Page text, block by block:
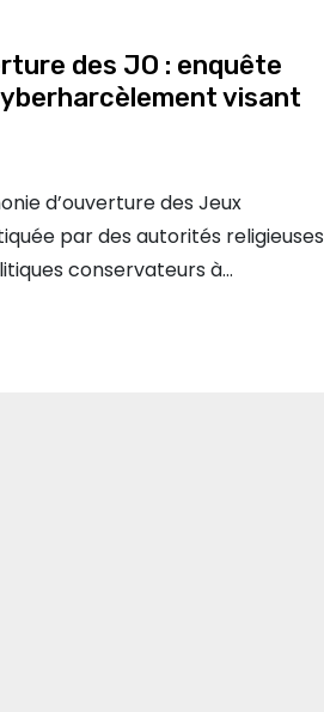
des JO : enquête
visant
d’ouverture des Jeux
par des autorités religieuses
conservateurs à…